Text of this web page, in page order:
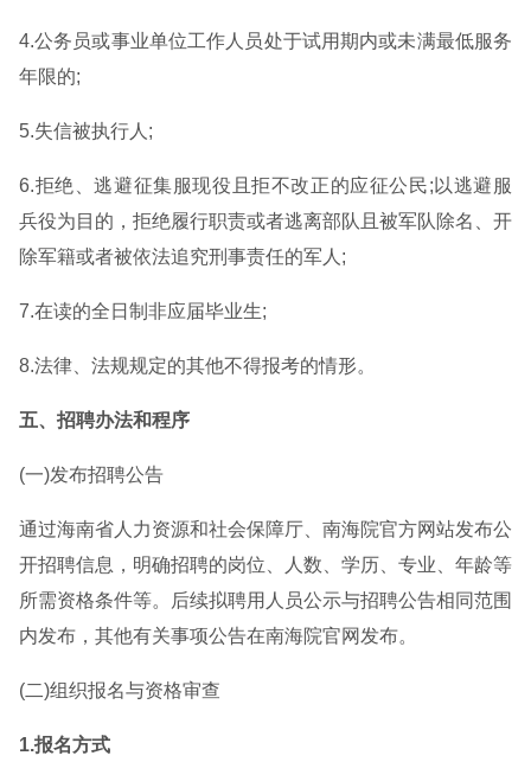
4.公务员或事业单位工作人员处于试用期内或未满最低服务
年限的;
5.失信被执行人;
6.拒绝、逃避征集服现役且拒不改正的应征公民;以逃避服
兵役为目的，拒绝履行职责或者逃离部队且被军队除名、开
除军籍或者被依法追究刑事责任的军人;
7.在读的全日制非应届毕业生;
8.法律、法规规定的其他不得报考的情形。
五、招聘办法和程序
(一)发布招聘公告
通过海南省人力资源和社会保障厅、南海院官方网站发布公
开招聘信息，明确招聘的岗位、人数、学历、专业、年龄等
所需资格条件等。后续拟聘用人员公示与招聘公告相同范围
内发布，其他有关事项公告在南海院官网发布。
(二)组织报名与资格审查
1.报名方式